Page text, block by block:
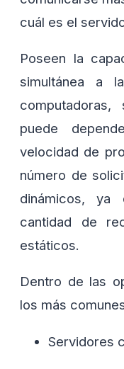
cuál es el
Poseen la
simultánea a
puede
velocidad de
número de
dinámicos, ya
cantidad de
estáticos.
Dentro de las
los más
Servidores